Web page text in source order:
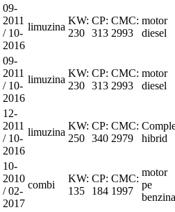
09-
2011
/ 10-
2016
limuzina
KW:
230
CP:
313
CMC:
2993
motor
diesel
09-
2011
/ 10-
2016
limuzina
KW:
230
CP:
313
CMC:
2993
motor
diesel
12-
2011
/ 10-
2016
limuzina
KW:
250
CP:
340
CMC:
2979
hibrid
10-
2010
/ 02-
2017
combi
KW:
135
CP:
184
CMC:
1997
motor
pe
benzina